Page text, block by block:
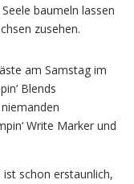
baumeln lassen
zusehen.
am Samstag im
Blends
Write Marker und
ist schon erstaunlich,